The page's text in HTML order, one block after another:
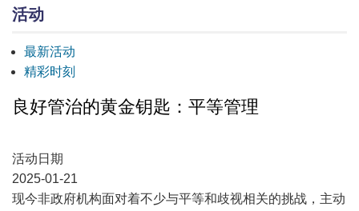
活动
最新活动
精彩时刻
良好管治的黄金钥匙：平等管理
活动日期
2025-01-21
现今非政府机构面对着不少与平等和歧视相关的挑战，主动